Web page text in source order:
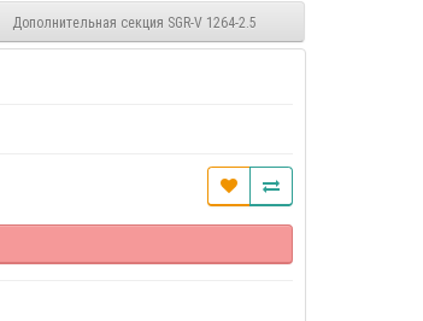
Дополнительная секция SGR-V 1264-2.5